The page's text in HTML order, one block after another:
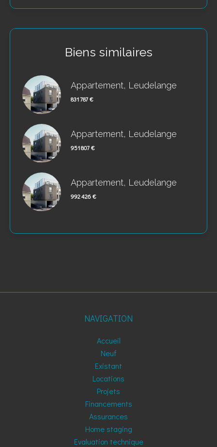
Biens similaires
Appartement, Leudelange
831 787 €
Appartement, Leudelange
951 807 €
Appartement, Leudelange
992 426 €
NAVIGATION
Accueil
Neuf
Existant
Locations
Projets
Financements
Assurances
Home staging
Evaluation technique